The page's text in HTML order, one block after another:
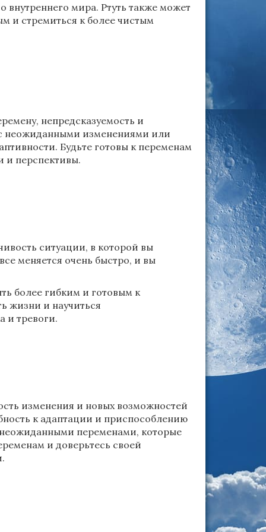
мира. Ртуть также может
и стремиться к более чистым
непредсказуемость и
неожиданными изменениями или
Будьте готовы к переменам
и перспективы.
ситуации, в которой вы
меняется очень быстро, и вы
более гибким и готовым к
жизни и научиться
и тревоги.
изменения и новых возможностей
к адаптации и приспособлению
переменами, которые
и доверьтесь своей